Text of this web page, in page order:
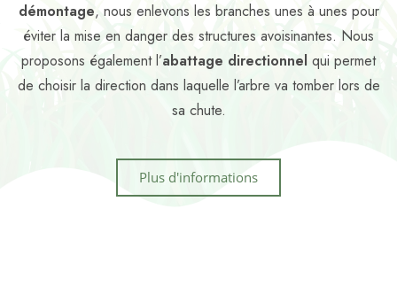
démontage, nous enlevons les branches unes à unes pour
éviter la mise en danger des structures avoisinantes. Nous
proposons également l’abattage directionnel qui permet
de choisir la direction dans laquelle l’arbre va tomber lors de
sa chute.
Plus d'informations